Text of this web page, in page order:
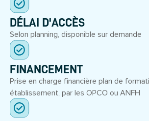
DÉLAI D'ACCÈS
Selon planning, disponible sur demande
FINANCEMENT
Prise en charge financière plan de
établissement, par les OPCO ou ANFH